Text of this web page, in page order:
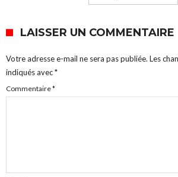
LAISSER UN COMMENTAIRE
Votre adresse e-mail ne sera pas publiée. Les
indiqués avec*
Commentaire*